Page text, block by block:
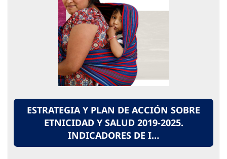
ESTRATEGIA Y PLAN DE ACCIÓN SOBRE
ETNICIDAD Y SALUD 2019-2025.
INDICADORES DE I…